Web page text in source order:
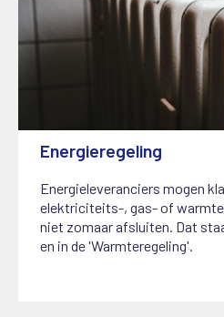
Energieregeling
7 april 2023
Energieleveranciers mogen
elektriciteits-, gas- of
niet zomaar afsluiten. Dat
en in de 'Warmteregeling'.